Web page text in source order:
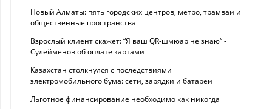
Новый Алматы: пять городских центров, метро, трамваи и
общественные пространства
Взрослый клиент скажет: “Я ваш QR-шмюар не знаю“ -
Сулейменов об оплате картами
Казахстан столкнулся с последствиями
электромобильного бума: сети, зарядки и батареи
Льготное финансирование необходимо как никогда